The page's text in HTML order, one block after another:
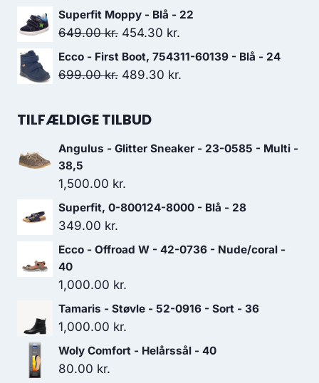
1,400.00 kr..980.00 kr..
oprindelige
pris
1,400.00 kr..
aktuelle
Superfit Moppy - Blå - 22
649.00kr. Den
oprindelige
pris
454.30 kr.
aktuelle
Ecco - First Boot, 754311-60139 - Blå - 24
699.00kr. Den
pris
699.00 kr..
489.30 kr.
489.30 kr..
TILFÆLDIGE TILBUD
Angulus - Glitter Sneaker - 23-0585 - Multi -
38,5
1,500.00 kr.
Superfit, 0-800124-8000 - Blå - 28
349.00 kr.
Ecco - Offroad W - 42-0736 - Nude/coral -
40
1,000.00 kr.
Tamaris - Støvle - 52-0916 - Sort - 36
1,000.00 kr.
Woly Comfort - Helårssål - 40
80.00 kr.